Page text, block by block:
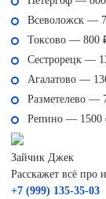
Всеволожск —
Токсово — 800
Сестрорецк —
Агалатово —
Разметелево —
Репино — 1500
Зайчик Джек
Расскажет всё
+7 (999) 135-35-03